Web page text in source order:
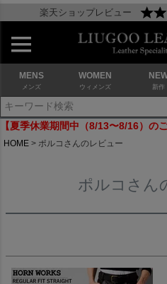
楽天ショップレビュー
MENS
メンズ
WOMEN
ウィメンズ 新作
【夏季休業期間中（8/13〜8/16）の
HOME ポルコさんのレビュー
ポルコさん